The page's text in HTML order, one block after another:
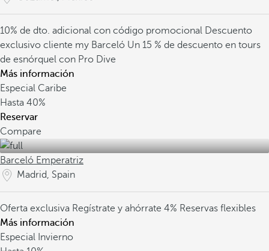
10% de dto. adicional con código promocional Descuento
exclusivo cliente my Barceló Un 15 % de descuento en tours
de esnórquel con Pro Dive
Más información
Especial Caribe
Hasta 40%
Reservar
Compare
Barceló Emperatriz
Madrid, Spain
Oferta exclusiva Regístrate y ahórrate 4% Reservas flexibles
Más información
Especial Invierno